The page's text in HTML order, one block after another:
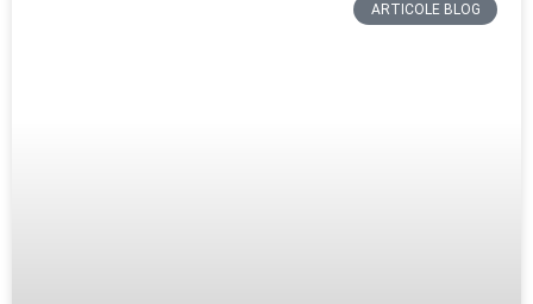
ARTICOLE BLOG